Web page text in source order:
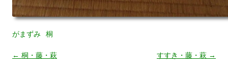
がまずみ 桐
投
← 桐・藤・萩 すすき・藤・萩 →